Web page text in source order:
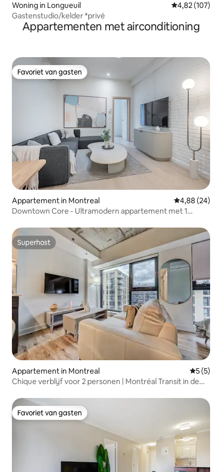
Woning in Longueuil Gemiddelde
4,82 (107)
Gastenstudio/kelder *privé
Appartementen met airconditioning
Favoriet van gasten
Favoriet van gasten
Appartement in Montreal Gemiddelde
4,88 (24)
Downtown Core - Ultramodern appartement met 1
Superhost
Superhost
Appartement in Montreal
5 (5)
Chique verblijf voor 2 personen | Montréal Transit in de
Favoriet van gasten
Favoriet van gasten